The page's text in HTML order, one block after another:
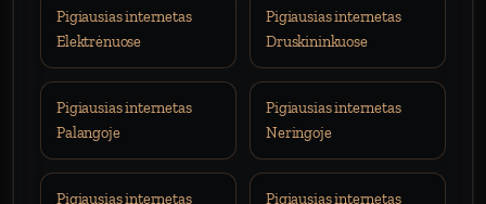
Pigiausias internetas
Elektrėnuose
Pigiausias internetas
Druskininkuose
Pigiausias internetas
Palangoje
Pigiausias internetas
Neringoje
Pigiausias internetas
Pigiausias internetas